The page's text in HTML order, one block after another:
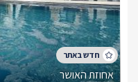
אחוזת האושר